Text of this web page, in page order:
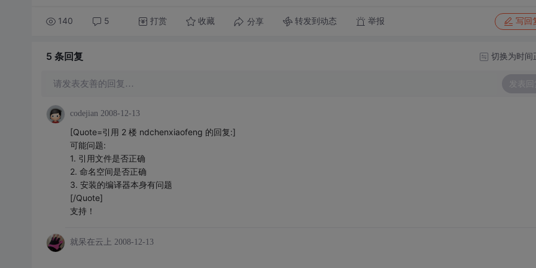
140 5 打赏 收藏 分享 转发到动态 举报 写回
5 条回复 切换为时间
请发表友善的回复… 发表回
codejian 2008-12-13
[Quote=引用 2 楼 ndchenxiaofeng 的回复:]
可能问题:
1. 引用文件是否正确
2. 命名空间是否正确
3. 安装的编译器本身有问题
[/Quote]
支持！
就呆在云上 2008-12-13